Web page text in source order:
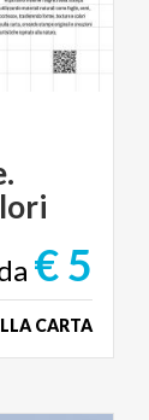
€ 5
CARTA